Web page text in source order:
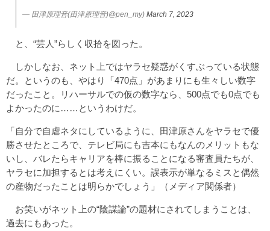
— 田津原理音(田津原理音)@pen_my) March 7, 2023
と、“芸人”らしく収拾を図った。
しかしなお、ネット上ではヤラセ疑惑がくすぶっている状態
だ。というのも、やはり「470点」があまりにも生々しい数字
だったこと。リハーサルでの仮の数字なら、500点でも0点でも
よかったのに……というわけだ。
「自分で自虐ネタにしているように、田津原さんをヤラセで優
勝させたところで、テレビ局にも吉本にもなんのメリットもな
いし、バレたらキャリアを棒に振ることになる審査員たちが、
ヤラセに加担するとは考えにくい。誤表示が単なるミスと偶然
の産物だったことは明らかでしょう」（メディア関係者）
お笑いがネット上の“陰謀論”の題材にされてしまうことは、
過去にもあった。